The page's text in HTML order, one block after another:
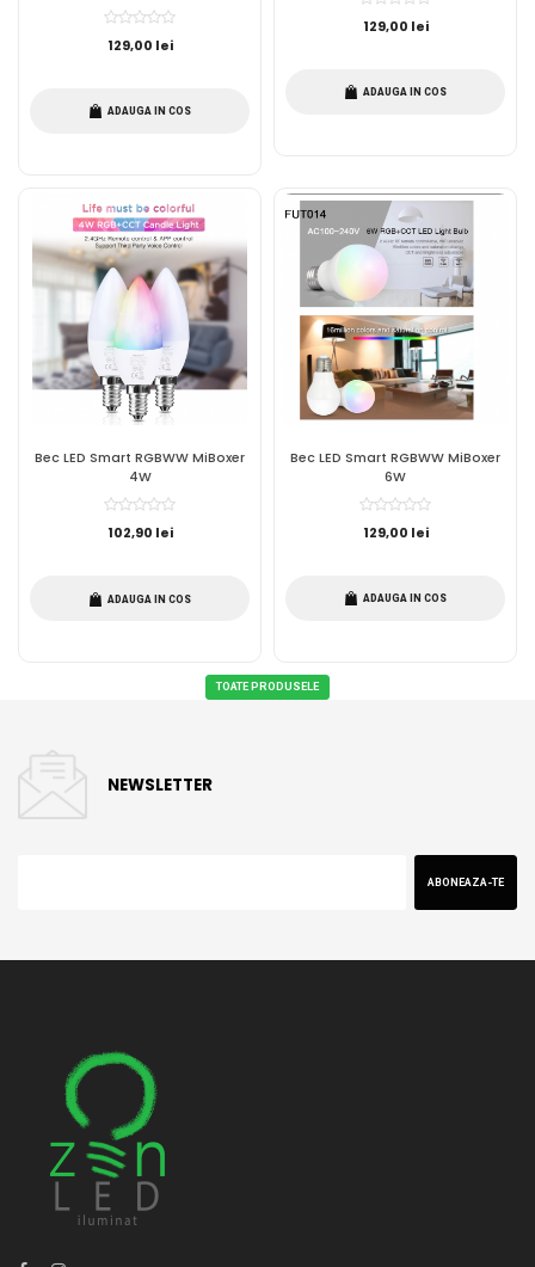
129,00 lei
ADAUGA IN COS
129,00 lei
ADAUGA IN COS
Bec LED Smart RGBWW MiBoxer
4W
102,90 lei
ADAUGA IN COS
Bec LED Smart RGBWW MiBoxer
6W
129,00 lei
ADAUGA IN COS
TOATE PRODUSELE
NEWSLETTER
ABONEAZA-TE